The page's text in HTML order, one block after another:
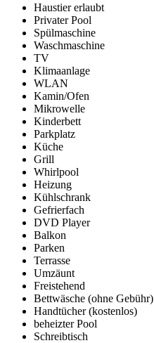
Haustier erlaubt
Privater Pool
Spülmaschine
Waschmaschine
TV
Klimaanlage
WLAN
Kamin/Ofen
Mikrowelle
Kinderbett
Parkplatz
Küche
Grill
Whirlpool
Heizung
Kühlschrank
Gefrierfach
DVD Player
Balkon
Parken
Terrasse
Umzäunt
Freistehend
Bettwäsche (ohne Gebühr)
Handtücher (kostenlos)
beheizter Pool
Schreibtisch